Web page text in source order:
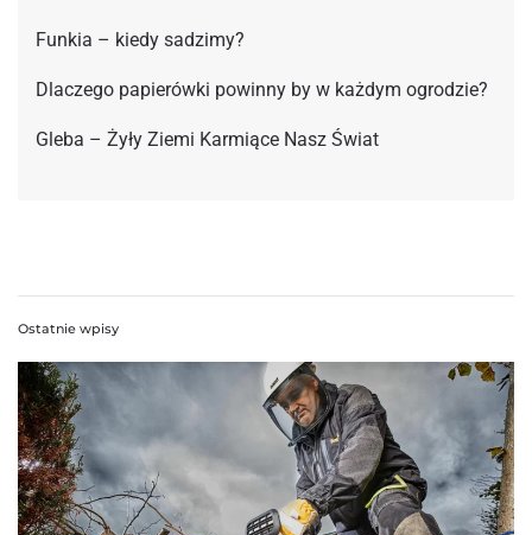
Funkia – kiedy sadzimy?
Dlaczego papierówki powinny by w każdym ogrodzie?
Gleba – Żyły Ziemi Karmiące Nasz Świat
Ostatnie wpisy